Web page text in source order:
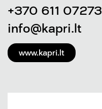
+370 611 07273
info@kapri.lt
www.kapri.lt